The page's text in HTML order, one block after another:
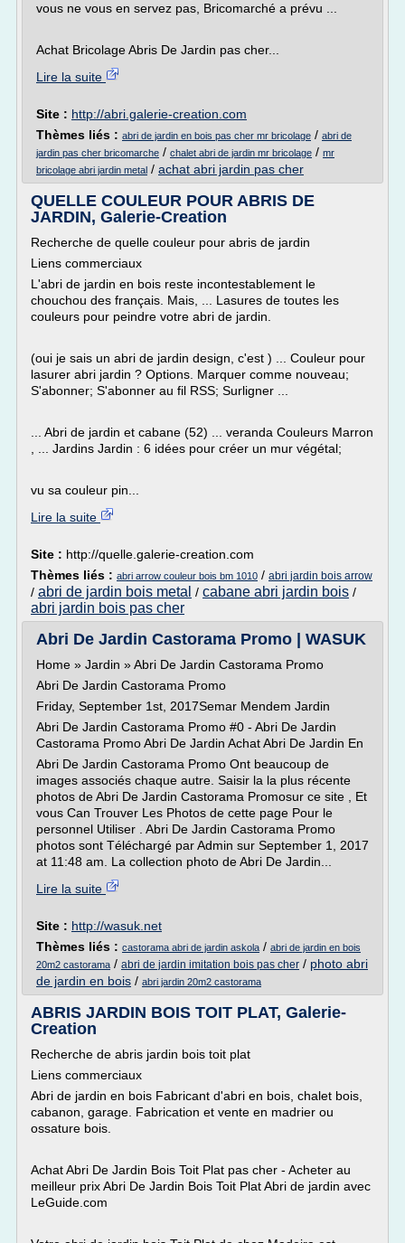
vous ne vous en servez pas, Bricomarché a prévu ...
Achat Bricolage Abris De Jardin pas cher...
Lire la suite
Site : http://abri.galerie-creation.com
Thèmes liés : abri de jardin en bois pas cher mr bricolage / abri de
jardin pas cher bricomarche / chalet abri de jardin mr bricolage / mr
bricolage abri jardin metal / achat abri jardin pas cher
QUELLE COULEUR POUR ABRIS DE
JARDIN, Galerie-Creation
Recherche de quelle couleur pour abris de jardin
Liens commerciaux
L'abri de jardin en bois reste incontestablement le
chouchou des français. Mais, ... Lasures de toutes les
couleurs pour peindre votre abri de jardin.
(oui je sais un abri de jardin design, c'est ) ... Couleur pour
lasurer abri jardin ? Options. Marquer comme nouveau;
S'abonner; S'abonner au fil RSS; Surligner ...
... Abri de jardin et cabane (52) ... veranda Couleurs Marron
, ... Jardins Jardin : 6 idées pour créer un mur végétal;
vu sa couleur pin...
Lire la suite
Site : http://quelle.galerie-creation.com
Thèmes liés : abri arrow couleur bois bm 1010 / abri jardin bois arrow
/ abri de jardin bois metal / cabane abri jardin bois /
abri jardin bois pas cher
Abri De Jardin Castorama Promo | WASUK
Home » Jardin » Abri De Jardin Castorama Promo
Abri De Jardin Castorama Promo
Friday, September 1st, 2017Semar Mendem Jardin
Abri De Jardin Castorama Promo #0 - Abri De Jardin
Castorama Promo Abri De Jardin Achat Abri De Jardin En
Abri De Jardin Castorama Promo Ont beaucoup de
images associés chaque autre. Saisir la la plus récente
photos de Abri De Jardin Castorama Promosur ce site , Et
vous Can Trouver Les Photos de cette page Pour le
personnel Utiliser . Abri De Jardin Castorama Promo
photos sont Téléchargé par Admin sur September 1, 2017
at 11:48 am. La collection photo de Abri De Jardin...
Lire la suite
Site : http://wasuk.net
Thèmes liés : castorama abri de jardin askola / abri de jardin en bois
20m2 castorama / abri de jardin imitation bois pas cher / photo abri
de jardin en bois / abri jardin 20m2 castorama
ABRIS JARDIN BOIS TOIT PLAT, Galerie-
Creation
Recherche de abris jardin bois toit plat
Liens commerciaux
Abri de jardin en bois Fabricant d'abri en bois, chalet bois,
cabanon, garage. Fabrication et vente en madrier ou
ossature bois.
Achat Abri De Jardin Bois Toit Plat pas cher - Acheter au
meilleur prix Abri De Jardin Bois Toit Plat Abri de jardin avec
LeGuide.com